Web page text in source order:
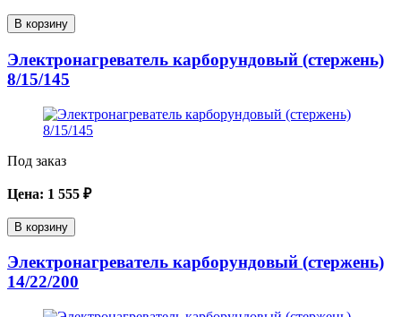
В корзину
Электронагреватель карборундовый (стержень)
8/15/145
Под заказ
Цена: 1 555 ₽
В корзину
Электронагреватель карборундовый (стержень)
14/22/200